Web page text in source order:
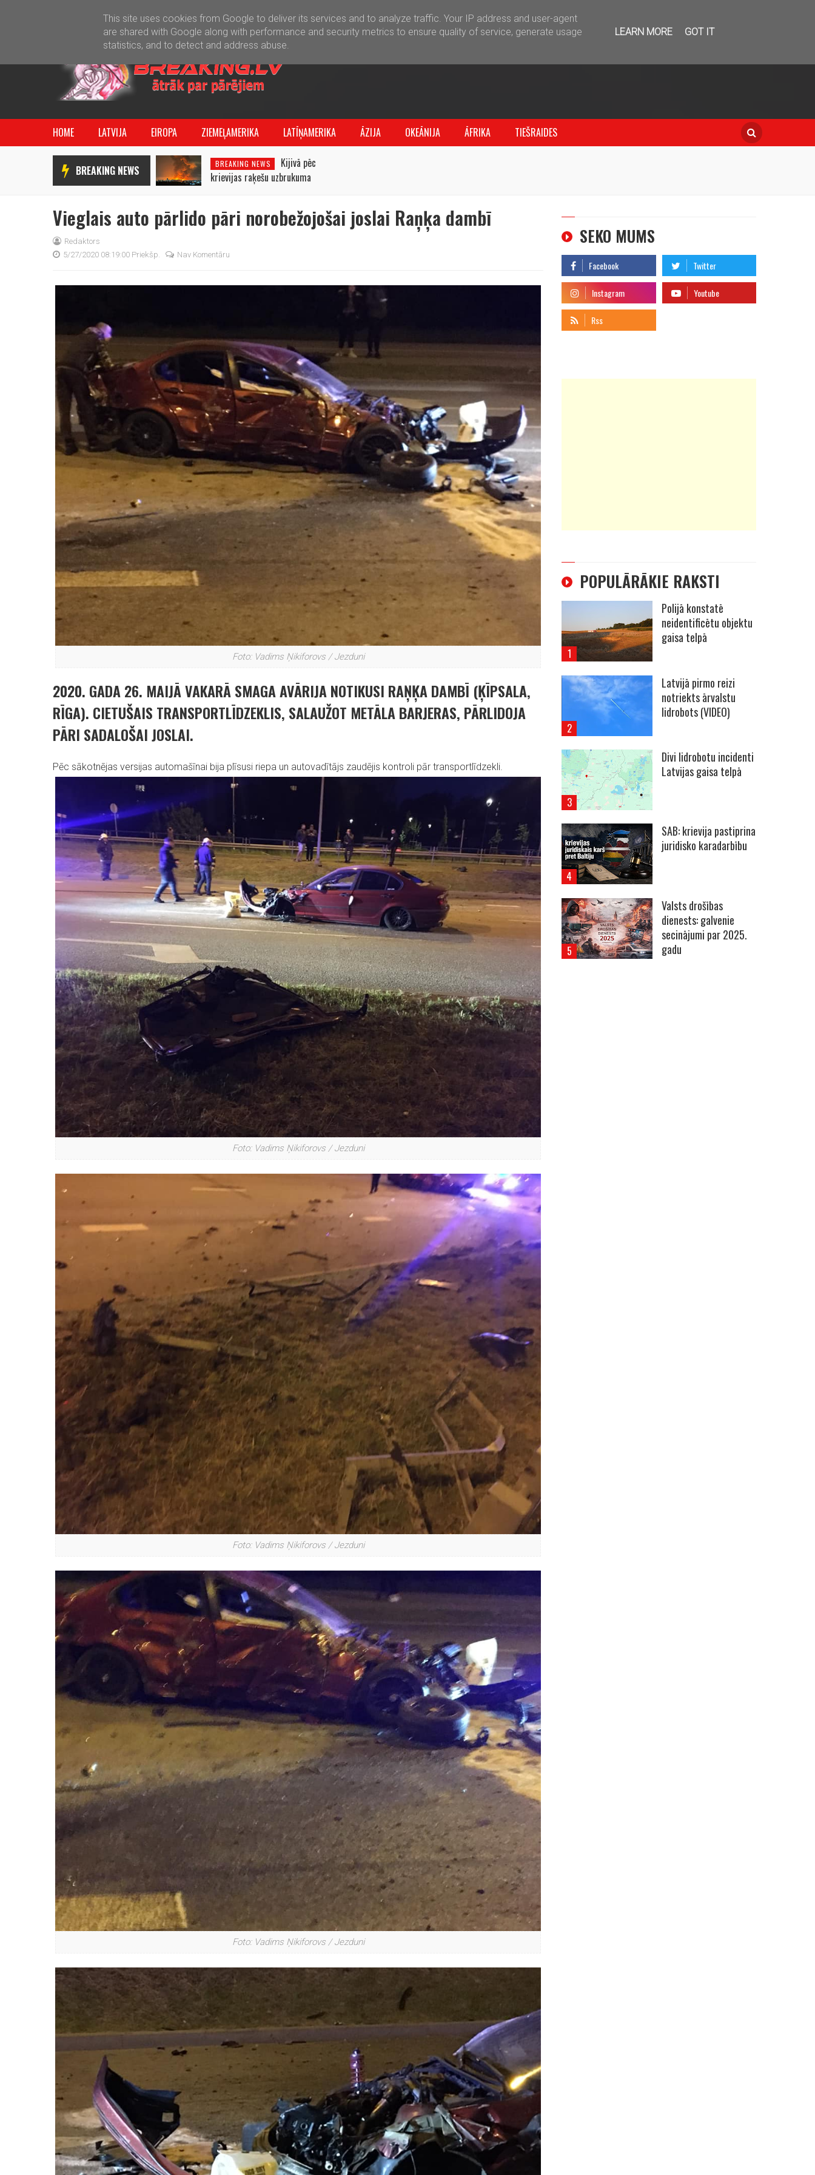
HOME LATVIJA EIROPA ZIEMEĻAMERIKA LATĪŅAMERIKA ĀZIJA OKEĀNIJA ĀFRIKA TIEŠRAIDES
BREAKING NEWS BREAKING NEWS
Kijivā pēc
krievijas raķešu uzbrukuma
Vieglais auto pārlido pāri norobežojošai joslai Raņķa dambī
Redaktors
5/27/2020 08:19:00 Priekšp.
Nav Komentāru
Foto: Vadims Ņikiforovs / Jezduni
2020. GADA 26. MAIJĀ VAKARĀ SMAGA AVĀRIJA NOTIKUSI RAŅĶA DAMBĪ (ĶĪPSALA,
RĪGA). CIETUŠAIS TRANSPORTLĪDZEKLIS, SALAUŽOT METĀLA BARJERAS, PĀRLIDOJA
PĀRI SADALOŠAI JOSLAI.
Pēc sākotnējas versijas automašīnai bija plīsusi riepa un autovadītājs zaudējis kontroli pār transportlīdzekli.
Foto: Vadims Ņikiforovs / Jezduni
Foto: Vadims Ņikiforovs / Jezduni
Foto: Vadims Ņikiforovs / Jezduni
SEKO MUMS
POPULĀRĀKIE RAKSTI
Polijā konstatē
neidentificētu objektu
gaisa telpā
Latvijā pirmo reizi
notriekts ārvalstu
lidrobots (VIDEO)
Divi lidrobotu incidenti
Latvijas gaisa telpā
SAB: krievija pastiprina
juridisko karadarbību
Valsts drošības
dienests: galvenie
secinājumi par 2025.
gadu
This site uses cookies from Google to deliver its services and to analyze traffic. Your IP address and user-agent
are shared with Google along with performance and security metrics to ensure quality of service, generate usage
statistics, and to detect and address abuse.
LEARN MORE GOT IT